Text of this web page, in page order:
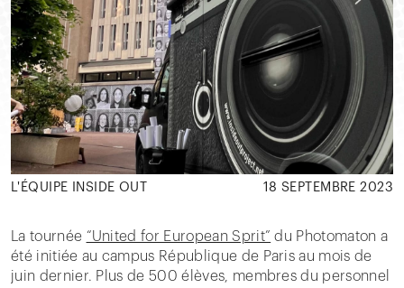
L'ÉQUIPE INSIDE OUT 18 SEPTEMBRE 2023
La tournée “United for European Sprit” du Photomaton a
été initiée au campus République de Paris au mois de
juin dernier. Plus de 500 élèves, membres du personnel